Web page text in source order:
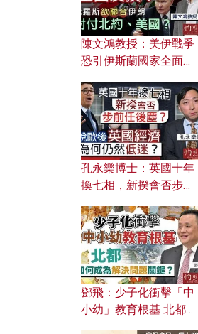
陳文鴻教授：美伊戰爭
恐引伊斯蘭國家全面反
對付北約美國？
孔永樂博士：英國十年
換七相，新揆會否步前
濟為何仍然低迷？
鄧飛：少子化衝擊「中
小幼」教育根基 北都如